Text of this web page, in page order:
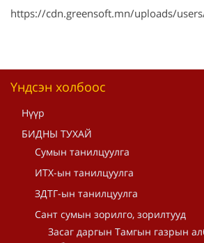
https://cdn.greensoft.mn/uploads/
Үндсэн холбоос
Нүүр
БИДНЫ ТУХАЙ
Сумын танилцуулга
ИТХ-ын танилцуулга
ЗДТГ-ын танилцуулга
Сант сумын зорилго, зорилтууд
Засаг даргын Тамгын газрын